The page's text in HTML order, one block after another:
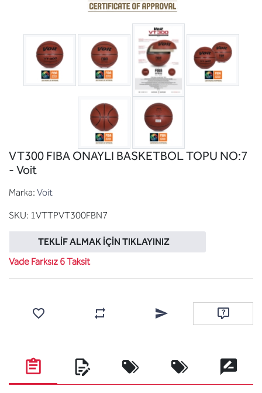
VT300 FIBA ONAYLI BASKETBOL TOPU NO:7
- Voit
Marka: Voit
SKU: 1VTTPVT300FBN7
TEKLIF ALMAK İÇIN TIKLAYINIZ
Vade Farksız 6 Taksit
Karşılaştırma listesine ekleArkadaşına e-posta ile
Soru sor